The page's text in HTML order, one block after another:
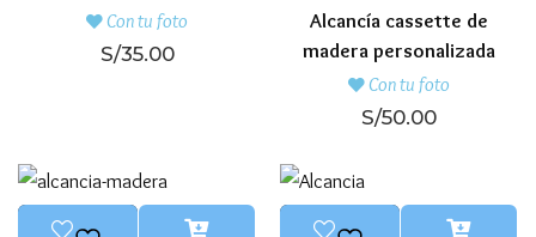
Con tu foto
S/35.00
Alcancía cassette de
madera personalizada
Con tu foto
S/50.00